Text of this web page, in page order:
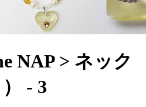
NAP > ネック
- 3